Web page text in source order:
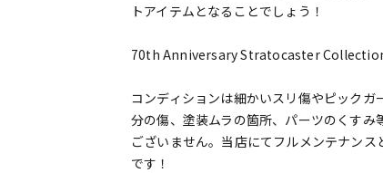
トアイテムとなることでしょう！
70th Anniversary Stratocaster Collection
コンディションは細かいスリ傷やピック
分の傷、塗装ムラの箇所、パーツのくす
ございません。当店にてフルメンテナン
です！